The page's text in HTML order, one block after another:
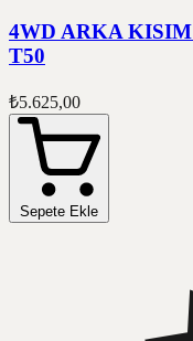
4WD ARKA
T50
₺5.625,00
Sepete Ekle